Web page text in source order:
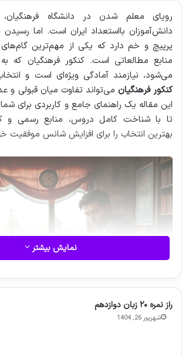
رویای معلم شدن در دانشگاه
دانش‌آموزان بااستعداد ایران است. اما
پرپیچ و خم دارد که یکی از مهم‌ترین
منابع مطالعاتی است. کنکور فرهنگیان که
می‌شود، نیازمند آمادگی ویژه‌ای است و
کنکور فرهنگیان می‌تواند تفاوت میان قبولی و
این مقاله یک راهنمای جامع و کاربردی برای
تا با شناخت کامل دروس، منابع رسمی و
بهترین انتخاب را برای افزایش شانس موفقیت
نمایش بیشتر
راز نمره ۲۰ زبان دوازدهم
شهریور 26, 1404